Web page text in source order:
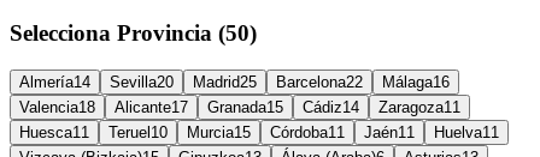
Selecciona Provincia (50)
Almería14 Sevilla20 Madrid25 Barcelona22 Málaga16
Valencia18 Alicante17 Granada15 Cádiz14 Zaragoza11
Huesca11 Teruel 10 Murcia15 Córdoba11 Jaén11 Huelva11